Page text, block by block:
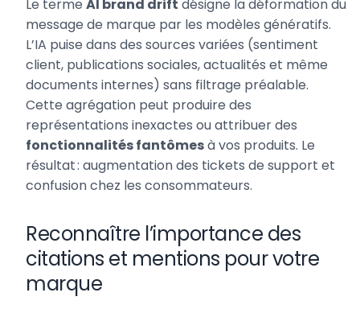
Le terme AI brand drift désigne la déformation du
message de marque par les modèles génératifs.
L’IA puise dans des sources variées (sentiment
client, publications sociales, actualités et même
documents internes) sans filtrage préalable.
Cette agrégation peut produire des
représentations inexactes ou attribuer des
fonctionnalités fantômesà vos produits. Le
résultat : augmentation des tickets de support et
confusion chez les consommateurs.
Reconnaître l’importance des
citations et mentions pour votre
marque